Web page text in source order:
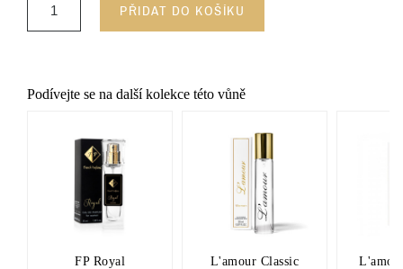
PŘIDAT DO KOŠÍKU
Podívejte se na další kolekce této vůně
FP Royal
L'amour Classic